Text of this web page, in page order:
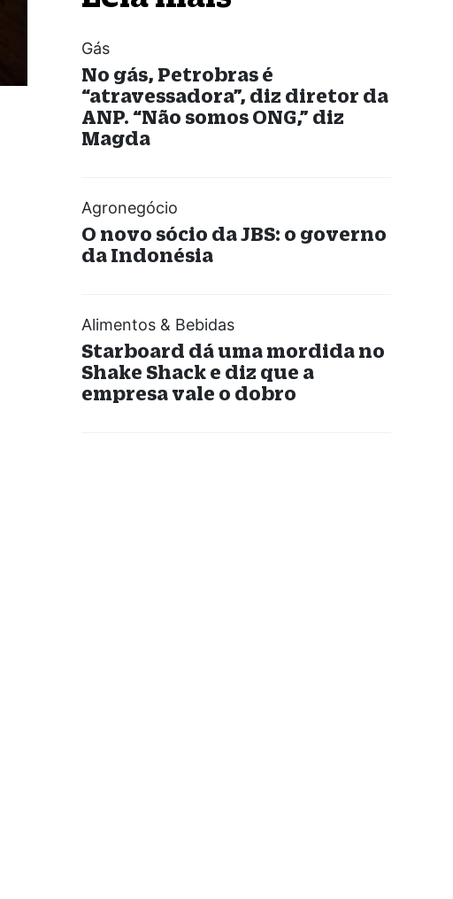
Gás
No gás, Petrobras é
“atravessadora”, diz diretor da
ANP. “Não somos ONG,” diz
Magda
Agronegócio
O novo sócio da JBS: o governo
da Indonésia
Alimentos & Bebidas
Starboard dá uma mordida no
Shake Shack e diz que a
empresa vale o dobro